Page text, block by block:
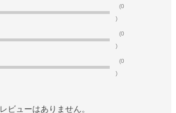
(0
)
(0
)
(0
)
レビューはありません。